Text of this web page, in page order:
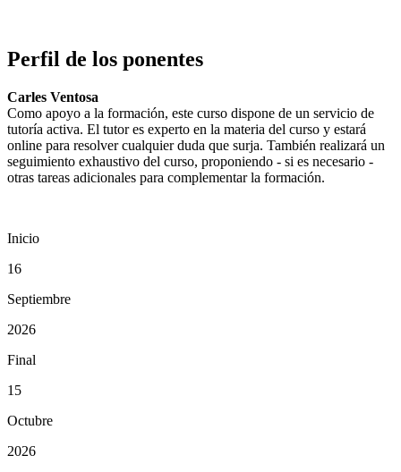
Perfil de los ponentes
Carles Ventosa
Como apoyo a la formación, este curso dispone de un servicio de
tutoría activa. El tutor es experto en la materia del curso y estará
online para resolver cualquier duda que surja. También realizará un
seguimiento exhaustivo del curso, proponiendo - si es necesario -
otras tareas adicionales para complementar la formación.
Inicio
16
Septiembre
2026
Final
15
Octubre
2026